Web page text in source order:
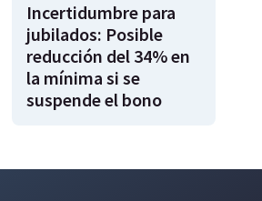
Incertidumbre para
jubilados: Posible
reducción del 34% en
la mínima si se
suspende el bono